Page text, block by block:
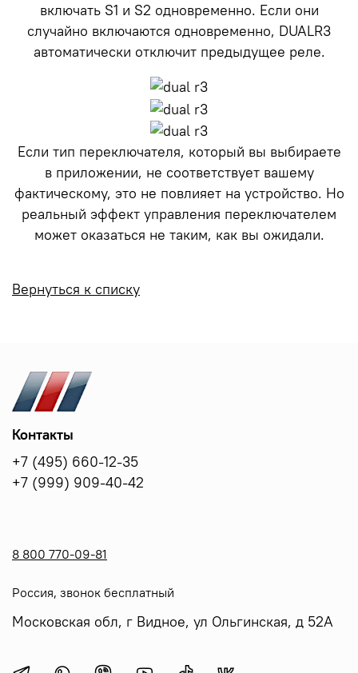
включать S1 и S2 одновременно. Если они
случайно включаются одновременно, DUALR3
автоматически отключит предыдущее реле.
Если тип переключателя, который вы выбираете
в приложении, не соответствует вашему
фактическому, это не повлияет на устройство. Но
реальный эффект управления переключателем
может оказаться не таким, как вы ожидали.
Вернуться к списку
Контакты
+7 (495) 660-12-35
+7 (999) 909-40-42
8 800 770-09-81
Россия, звонок бесплатный
Московская обл, г Видное, ул Ольгинская, д 52А